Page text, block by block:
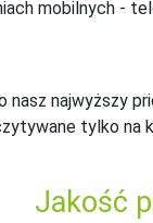
mobilnych -
najwyższy
tylko na
Jakość